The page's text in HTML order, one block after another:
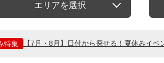
エリアを選択
特集 【7月・8月】日付から探せる！夏休みイベ